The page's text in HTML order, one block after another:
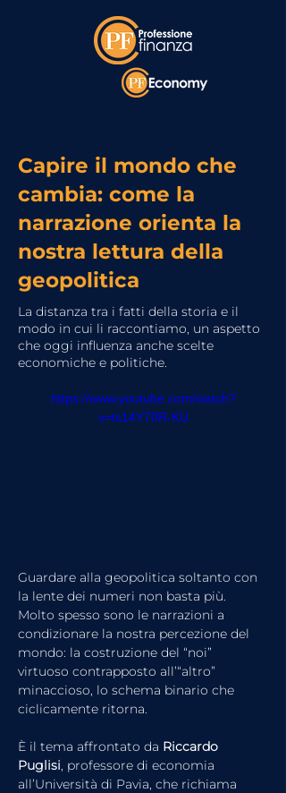
Capire il mondo che
cambia: come la
narrazione orienta la
nostra lettura della
geopolitica
La distanza tra i fatti della storia e il
modo in cui li raccontiamo, un aspetto
che oggi influenza anche scelte
economiche e politiche.
https://www.youtube.com/watch?
v=ts14Y70R-KU
Guardare alla geopolitica soltanto con
la lente dei numeri non basta più.
Molto spesso sono le narrazioni a
condizionare la nostra percezione del
mondo: la costruzione del “noi”
virtuoso contrapposto all’“altro”
minaccioso, lo schema binario che
ciclicamente ritorna.
È il tema affrontato da Riccardo
Puglisi , professore di economia
all’Università di Pavia, che richiama